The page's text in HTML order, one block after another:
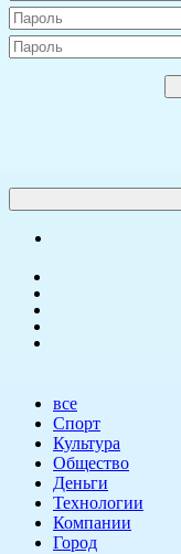
все
Спорт
Культура
Общество
Деньги
Технологии
Компании
Город